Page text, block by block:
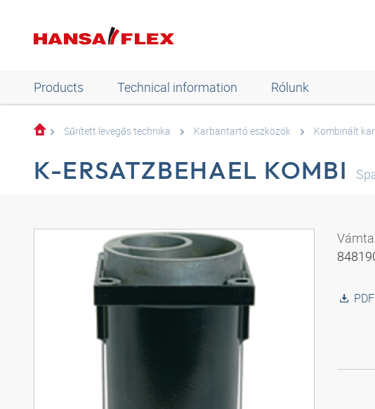
Products Technical information Rólunk
Sűrített levegős technika Karbantartó eszközök Kombinált
K-ERSATZBEHAEL KOMBI